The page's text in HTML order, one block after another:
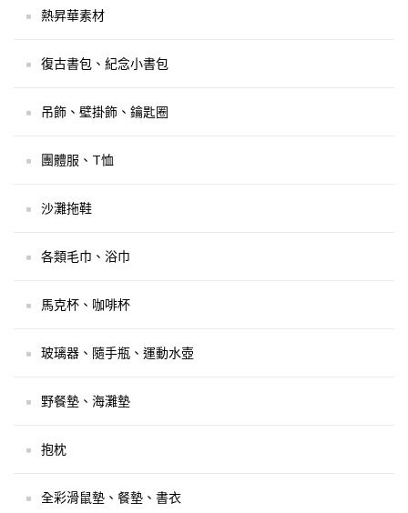
熱昇華素材
復古書包、紀念小書包
吊飾、壁掛飾、鑰匙圈
團體服、T恤
沙灘拖鞋
各類毛巾、浴巾
馬克杯、咖啡杯
玻璃器、隨手瓶、運動水壺
野餐墊、海灘墊
抱枕
全彩滑鼠墊、餐墊、書衣